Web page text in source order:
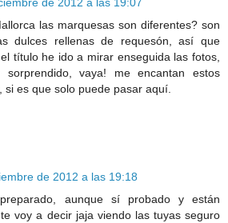
las marquesas son diferentes? son
dulces rellenas de requesón, así que
título he ido a mirar enseguida las fotos,
vaya! me encantan estos
si es que solo puede pasar aquí.
de 2012 a las 19:18
aunque sí probado y están
voy a decir jaja viendo las tuyas seguro